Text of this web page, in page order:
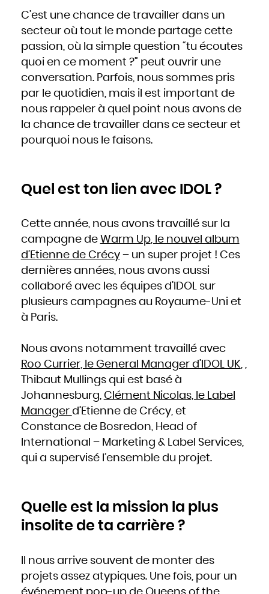
C’est une chance de travailler dans un
secteur où tout le monde partage cette
passion, où la simple question “tu écoutes
quoi en ce moment ?” peut ouvrir une
conversation. Parfois, nous sommes pris
par le quotidien, mais il est important de
nous rappeler à quel point nous avons de
la chance de travailler dans ce secteur et
pourquoi nous le faisons.
Quel est ton lien avec IDOL ?
Cette année, nous avons travaillé sur la
campagne de Warm Up, le nouvel album
d’Etienne de Crécy– un super projet ! Ces
dernières années, nous avons aussi
collaboré avec les équipes d’IDOL sur
plusieurs campagnes au Royaume-Uni et
à Paris.
Nous avons notamment travaillé avec
Roo Currier, le General Manager d’IDOL UK, ,
Thibaut Mullings qui est basé à
Johannesburg, Clément Nicolas, le Label
Manager d’Etienne de Crécy, et
Constance de Bosredon, Head of
International – Marketing & Label Services,
qui a supervisé l’ensemble du projet.
Quelle est la mission la plus
insolite de ta carrière ?
Il nous arrive souvent de monter des
projets assez atypiques. Une fois, pour un